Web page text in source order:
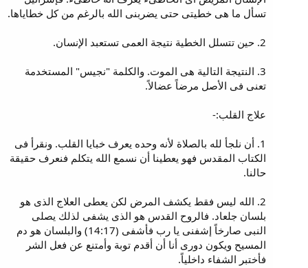
تسأل ما هى خطيتى حتى يضربنى الله بالرغم من كل خطاياها.
2. حين تتسلل الخطية نتيجة العمى تستعبد الإنسان.
3. النتيجة التالية هى الموت. والكلمة "نجيس" المستخدمة
تعنى فى الأصل مرضاً عضالاً.
علاج القلب:-
1. أن نلجأ لله بالصلاة لأنه وحده يعرف خبايا القلب. ونقرأ فى
الكتاب المقدس فهو يعطينا أن نسمع الله يتكلم فنعرف حقيقة
حالنا.
2. الله ليس فقط يكشف المرض لكن يعطى العلاج الذى هو
بلسان جلعاد. فالروح القدس هو الذى يشفى لذلك يصلى
النبى صارخاً إشفنى يا رب فأشفى (14:17) والبلسان هو دم
المسيح ويكون دورى أنا أن أقدم توبة وأمتنع عن فعل الشر
فأختبر الشفاء داخلياً.